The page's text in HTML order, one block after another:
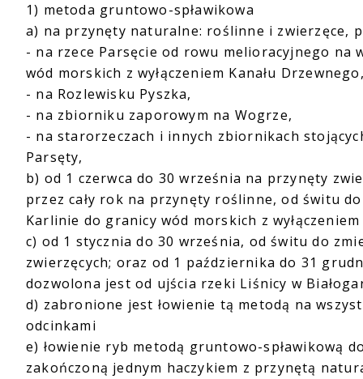
1) metoda gruntowo-spławikowa
a) na przynęty naturalne: roślinne i zwierzęce,
- na rzece Parsęcie od rowu melioracyjnego na
wód morskich z wyłączeniem Kanału
- na Rozlewisku Pyszka,
- na zbiorniku zaporowym na Wogrze,
- na starorzeczach i innych zbiornikach
Parsęty,
b) od 1 czerwca do 30 września na przynęty
przez cały rok na przynęty roślinne, od świtu
Karlinie do granicy wód morskich z
c) od 1 stycznia do 30 września, od świtu do
zwierzęcych; oraz od 1 października do 31
dozwolona jest od ujścia rzeki Liśnicy w
d) zabronione jest łowienie tą metodą na
odcinkami
e) łowienie ryb metodą gruntowo-spławikową
zakończoną jednym haczykiem z przynętą